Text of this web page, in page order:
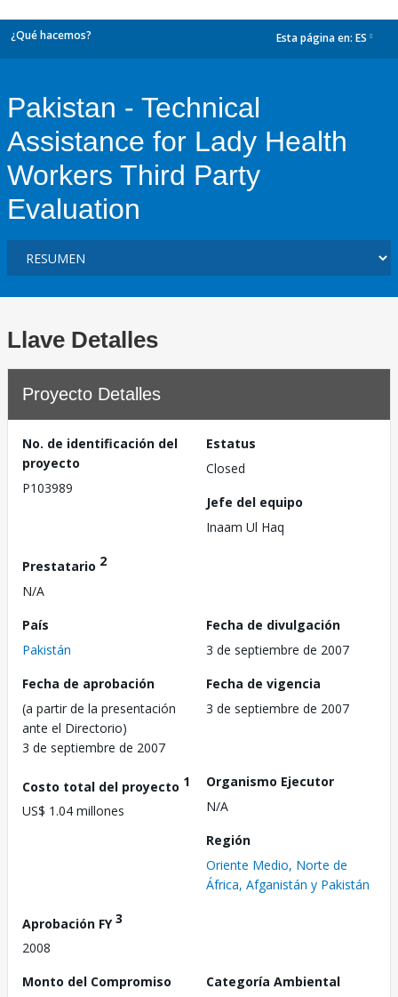
¿Qué hacemos? Esta página en: ES
Pakistan - Technical
Assistance for Lady Health
Workers Third Party
Evaluation
Llave Detalles
Proyecto Detalles
No. de identificación del
proyecto
P103989
Estatus
Closed
Jefe del equipo
Inaam Ul Haq
Prestatario 2
N/A
País
Pakistán
Fecha de divulgación
3 de septiembre de 2007
Fecha de aprobación
(a partir de la presentación
ante el Directorio)
3 de septiembre de 2007
Fecha de vigencia
3 de septiembre de 2007
Costo total del proyecto 1
US$ 1.04 millones
Organismo Ejecutor
N/A
Región
Oriente Medio, Norte de
África, Afganistán y Pakistán
Aprobación FY3
2008
Monto del Compromiso
Categoría Ambiental